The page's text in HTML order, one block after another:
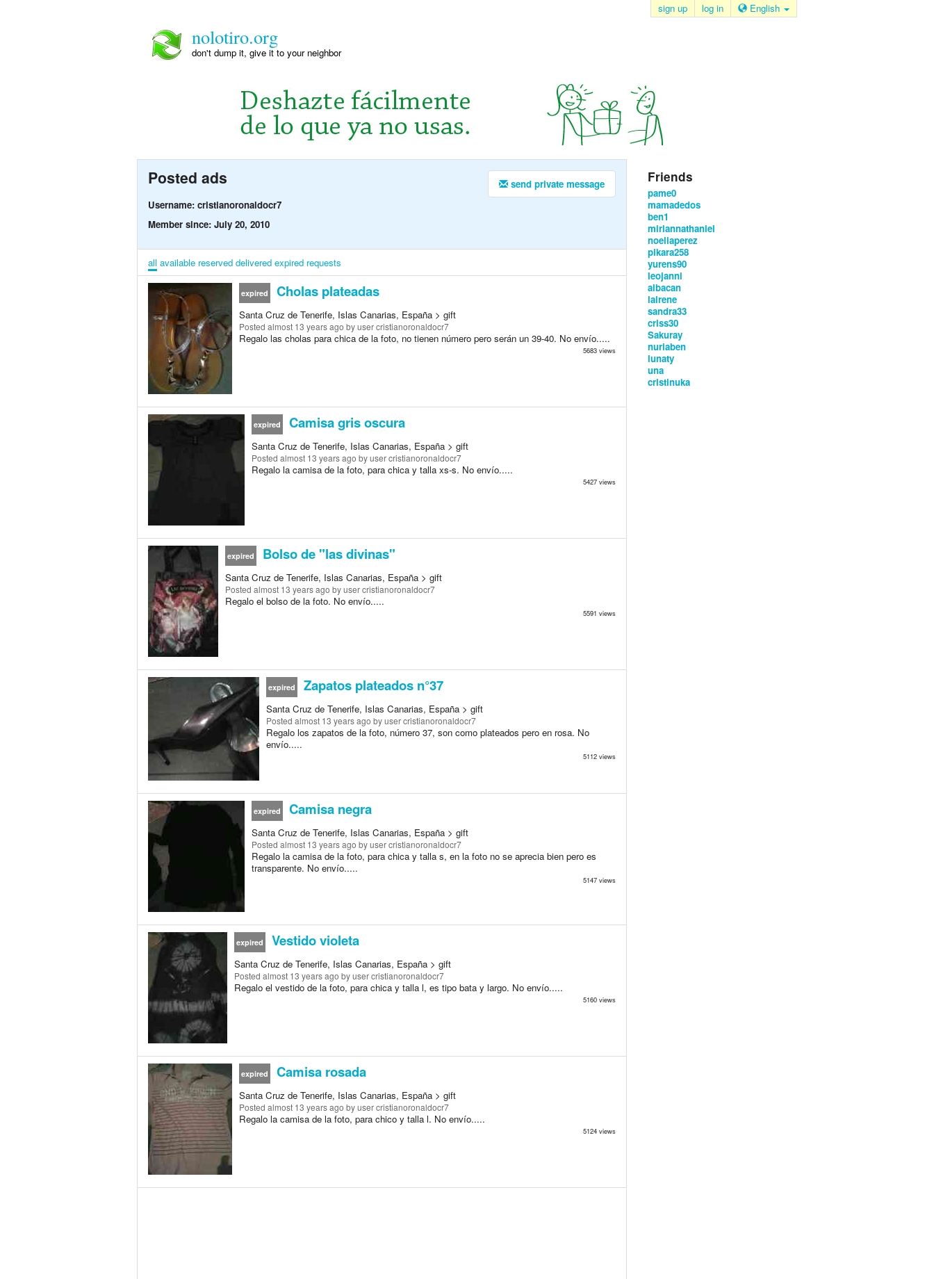
sign up log in English
nolotiro.org
don't dump it, give it to your neighbor
send private message
Posted ads
Username: cristianoronaldocr7
Member since: July 20, 2010
all available reserved delivered expired requests
expired Cholas plateadas
Santa Cruz de Tenerife, Islas Canarias, España > gift
Posted almost 13 years ago by user cristianoronaldocr7
Regalo las cholas para chica de la foto, no tienen número pero serán un 39-40. No envío.....
5683 views
expired Camisa gris oscura
Santa Cruz de Tenerife, Islas Canarias, España > gift
Posted almost 13 years ago by user cristianoronaldocr7
Regalo la camisa de la foto, para chica y talla xs-s. No envío.....
5427 views
expired Bolso de "las divinas"
Santa Cruz de Tenerife, Islas Canarias, España > gift
Posted almost 13 years ago by user cristianoronaldocr7
Regalo el bolso de la foto. No envío.....
5591 views
expired Zapatos plateados n°37
Santa Cruz de Tenerife, Islas Canarias, España > gift
Posted almost 13 years ago by user cristianoronaldocr7
Regalo los zapatos de la foto, número 37, son como plateados pero en rosa. No
envío.....
5112 views
expired Camisa negra
Santa Cruz de Tenerife, Islas Canarias, España > gift
Posted almost 13 years ago by user cristianoronaldocr7
Regalo la camisa de la foto, para chica y talla s, en la foto no se aprecia bien pero es
transparente. No envío.....
5147 views
expired Vestido violeta
Santa Cruz de Tenerife, Islas Canarias, España > gift
Posted almost 13 years ago by user cristianoronaldocr7
Regalo el vestido de la foto, para chica y talla l, es tipo bata y largo. No envío.....
5160 views
expired Camisa rosada
Santa Cruz de Tenerife, Islas Canarias, España > gift
Posted almost 13 years ago by user cristianoronaldocr7
Regalo la camisa de la foto, para chico y talla l. No envío.....
5124 views
Friends
pame0
mamadedos
ben1
miriannathaniel
noeliaperez
pikara258
yurens90
leojanni
albacan
lairene
sandra33
criss30
Sakuray
nuriaben
lunaty
una
cristinuka